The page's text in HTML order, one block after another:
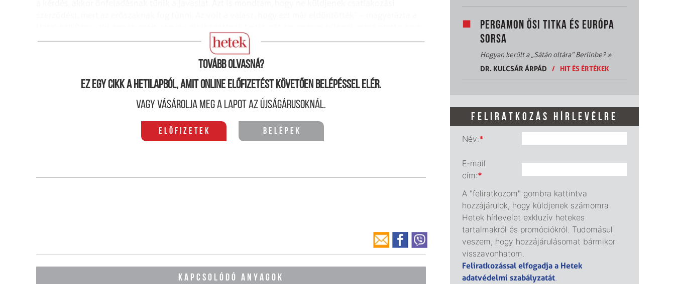
a kongresszus előtt három nappal postázta az LMP-nek a csatlakozási szerződést az Együtt 2014.
Tovább olvasná?
Ez egy cikk a hetilapból, amit online előfizetést követően belépéssel elér.
Vagy vásárolja meg a lapot az újságárusoknál.
Előfizetek Belépek
KAPCSOLÓDÓ ANYAGOK
PERGAMON ŐSI TITKA ÉS EURÓPA
SORSA
Hogyan került a „Sátán oltára” Berlinbe?»
DR. KULCSÁR ÁRPÁD
/ HIT ÉS ÉRTÉKEK
FELIRATKOZÁS HÍRLEVÉLRE
Név:*
E-mail
cím:*
A "feliratkozom" gombra kattintva
hozzájárulok, hogy küldjenek számomra
Hetek hírlevelet exkluzív hetekes
tartalmakról és promóciókról. Tudomásul
veszem, hogy hozzájárulásomat bármikor
visszavonhatom.
Feliratkozással elfogadja a Hetek
adatvédelmi szabályzatát.